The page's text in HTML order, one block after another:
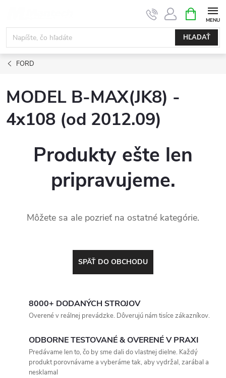
obsah
HĽADAŤ
KOŠÍK
FORD
MODEL B-MAX(JK8) -
4x108 (od 2012.09)
Produkty ešte len
pripravujeme.
Môžete sa ale pozrieť na ostatné kategórie.
SPÄŤ DO OBCHODU
8000+ DODANÝCH STROJOV
Overené v reálnej prevádzke. Dôverujú nám tisíce zákazníkov.
ODBORNE TESTOVANÉ & OVERENÉ V PRAXI
Predávame len to, čo by sme dali do vlastnej dielne. Každý
produkt porovnávame a vyberáme tak, aby vydržal, zarábal a
nesklamal